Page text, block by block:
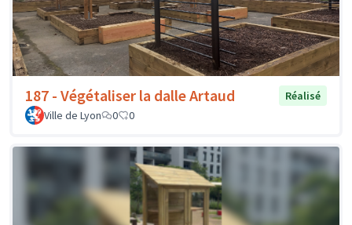
187 - Végétaliser la dalle Artaud
Réalisé
Ville de Lyon
0 0